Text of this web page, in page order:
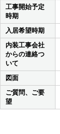
工事開始予定
時期
入居希望時期
内装工事会社
からの連絡つ
いて
図面
ご質問、ご要
望